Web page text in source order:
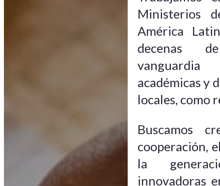
Ministerios
América
decenas
vanguardia
académicas y
locales, como
Buscamos
cooperación,
la
innovadoras